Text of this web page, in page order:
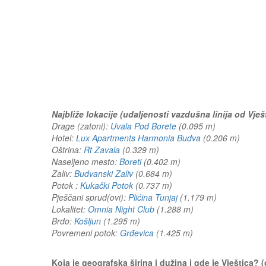
Najbliže lokacije (udaljenosti vazdušna linija od
Drage (zatoni): Uvala Pod Borete (0.095 m)
Hotel: Lux Apartments Harmonia Budva (0.206 m)
Oštrina: Rt Zavala (0.329 m)
Naseljeno mesto: Boreti(0.402 m)
Zaliv: Budvanski Zaliv(0.684 m)
Potok : Kukački Potok (0.737 m)
Pješčani sprud(ovi): Plićina Tunjaj(1.179 m)
Lokalitet: Omnia Night Club (1.288 m)
Brdo: Košljun (1.295 m)
Povremeni potok: Grđevica (1.425 m)
Koja je geografska širina i dužina i gde je Vještica?